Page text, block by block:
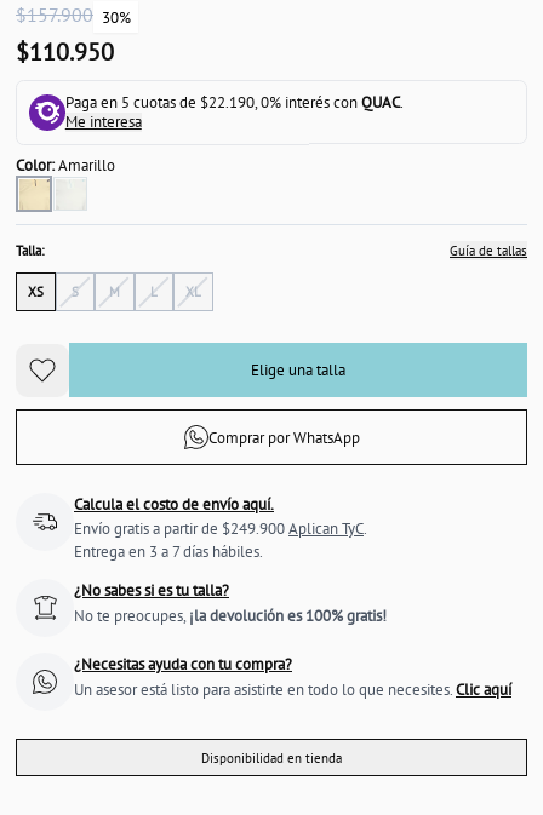
$157.900 30%
$110.950
Paga en 5 cuotas de $22.190, 0% interés conQUAC.
Me interesa
Color:Amarillo
Talla: Guía de tallas
XS S M L XL
Elige una talla
Comprar por WhatsApp
Calcula el costo de envío aquí.
Envío gratis a partir de $249.900Aplican TyC.
Entrega en 3 a 7 días hábiles.
¿No sabes si es tu talla?
No te preocupes, ¡la devolución es 100% gratis!
¿Necesitas ayuda con tu compra?
Un asesor está listo para asistirte en todo lo que necesites.Clic aquí
Disponibilidad en tienda